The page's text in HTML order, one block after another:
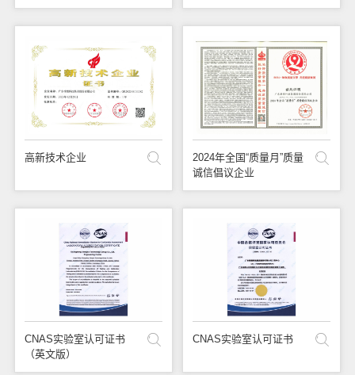
录》
高新技术企业
2024年全国“质量月”质量
诚信倡议企业
CNAS实验室认可证书
（英文版）
CNAS实验室认可证书